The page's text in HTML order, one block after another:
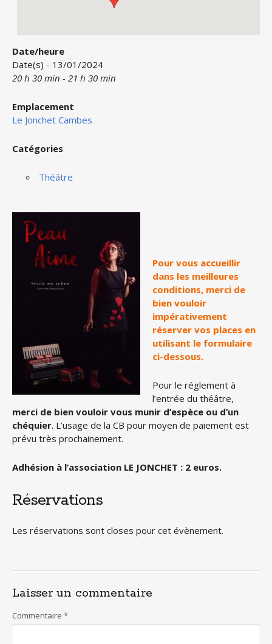
Date/heure
Date(s) - 13/01/2024
20 h 30 min - 21 h 30 min
Emplacement
Le Jonchet Cambes
Catégories
Théâtre
Pour vous accueillir
dans les meilleures
conditions, merci de
bien vouloir
impérativement
réserver vos places en
utilisant le formulaire
ci-dessous.
Pour le réglement à
l’entrée du théâtre,
merci de bien vouloir vous munir d’espèce ou d’un
chéquier. L’usage de la CB pour moyen de paiement est
prévu très prochainement.
Adhésion à l’association LE JONCHET : 2 euros.
Réservations
Les réservations sont closes pour cet évènement.
Laisser un commentaire
Commentaire *